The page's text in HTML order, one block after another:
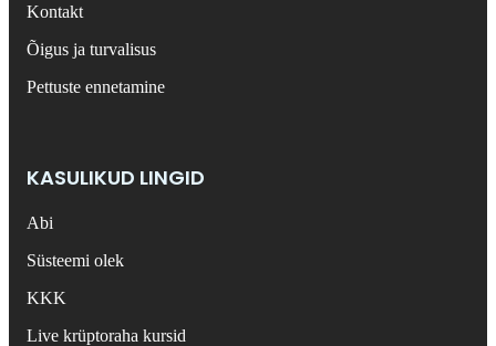
Kontakt
Õigus ja turvalisus
Pettuste ennetamine
KASULIKUD LINGID
Abi
Süsteemi olek
KKK
Live krüptoraha kursid